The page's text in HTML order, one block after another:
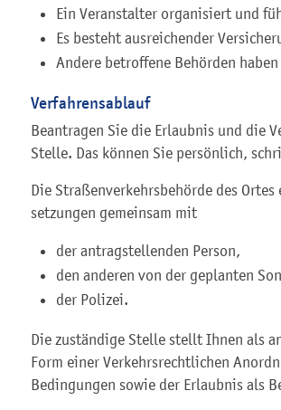
Ein Veranstalter organisiert und
Es besteht ausreichender
Andere betroffene Behörden
Verfahrensablauf
Beantragen Sie die Erlaubnis und die
Stelle. Das können Sie persönlich,
Die Straßenverkehrsbehörde des
setzungen gemeinsam mit
der antragstellenden Person,
den anderen von der geplanten
der Polizei.
Die zuständige Stelle stellt Ihnen als
Form einer Verkehrsrechtlichen
Bedingungen sowie der Erlaubnis als